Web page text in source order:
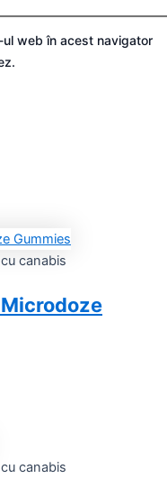
ul web în acest navigator
canabis
canabis